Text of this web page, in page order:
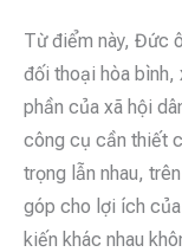
Từ điểm này, Đức
đối thoại hòa bình,
phần của xã hội
công cụ cần thiết
trọng lẫn nhau,
góp cho lợi ích
kiến khác nhau